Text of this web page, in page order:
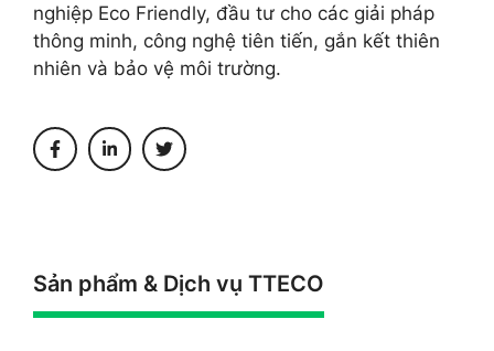
nghiệp Eco Friendly, đầu tư cho các giải pháp
thông minh, công nghệ tiên tiến, gắn kết thiên
nhiên và bảo vệ môi trường.
Sản phẩm & Dịch vụ TTECO